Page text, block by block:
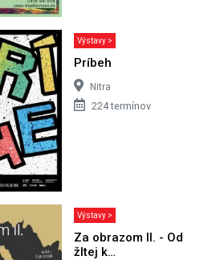
Výstavy >
Príbeh
Nitra
224 termínov
Výstavy >
Za obrazom II. - Od
žltej k…